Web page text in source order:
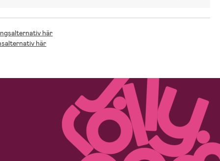
här
här